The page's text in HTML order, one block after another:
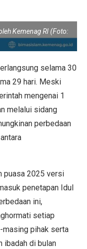
Kemenag RI (Foto:
selama 30
29 hari. Meski
mengenai 1
melalui sidang
perbedaan
puasa 2025 versi
penetapan Idul
ini,
setiap
masing pihak serta
ibadah di bulan